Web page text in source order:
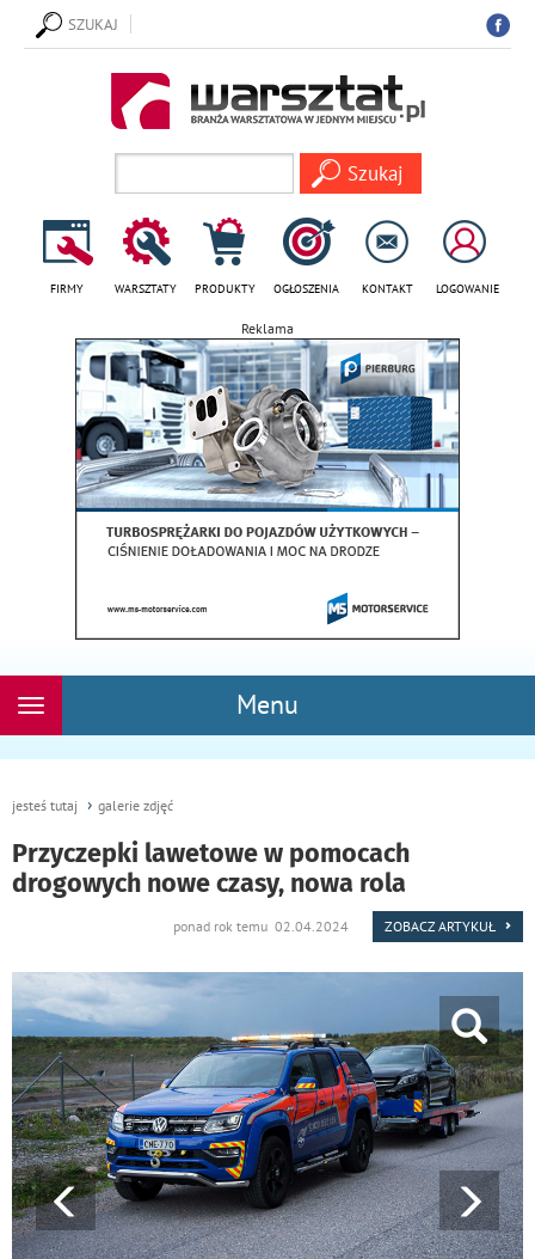
SZUKAJ
FIRMY WARSZTATY PRODUKTY OGŁOSZENIA KONTAKT LOGOWANIE
Reklama
Menu
Rozwiń
jesteś tutaj galerie zdjęć
Przyczepki lawetowe w pomocach
drogowych nowe czasy, nowa rola
ponad rok temu 02.04.2024 ZOBACZ ARTYKUŁ